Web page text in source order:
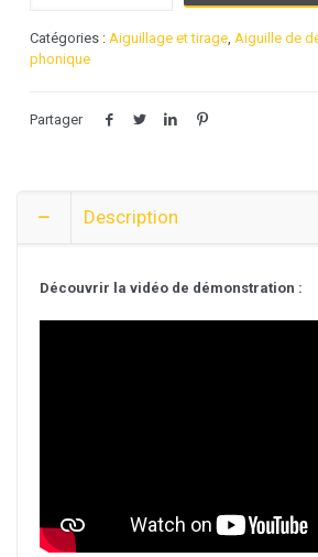
fuite
d'eau
Catégories : Aiguillage et tirage Aiguille de
phonique
Partager
Description
Découvrir la vidéo de démonstration :